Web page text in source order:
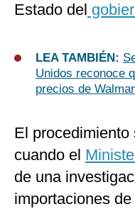
Estado del
LEA TAMBIÉN:
Unidos reconoce
precios de
El procedimiento
cuando el
de una
importaciones